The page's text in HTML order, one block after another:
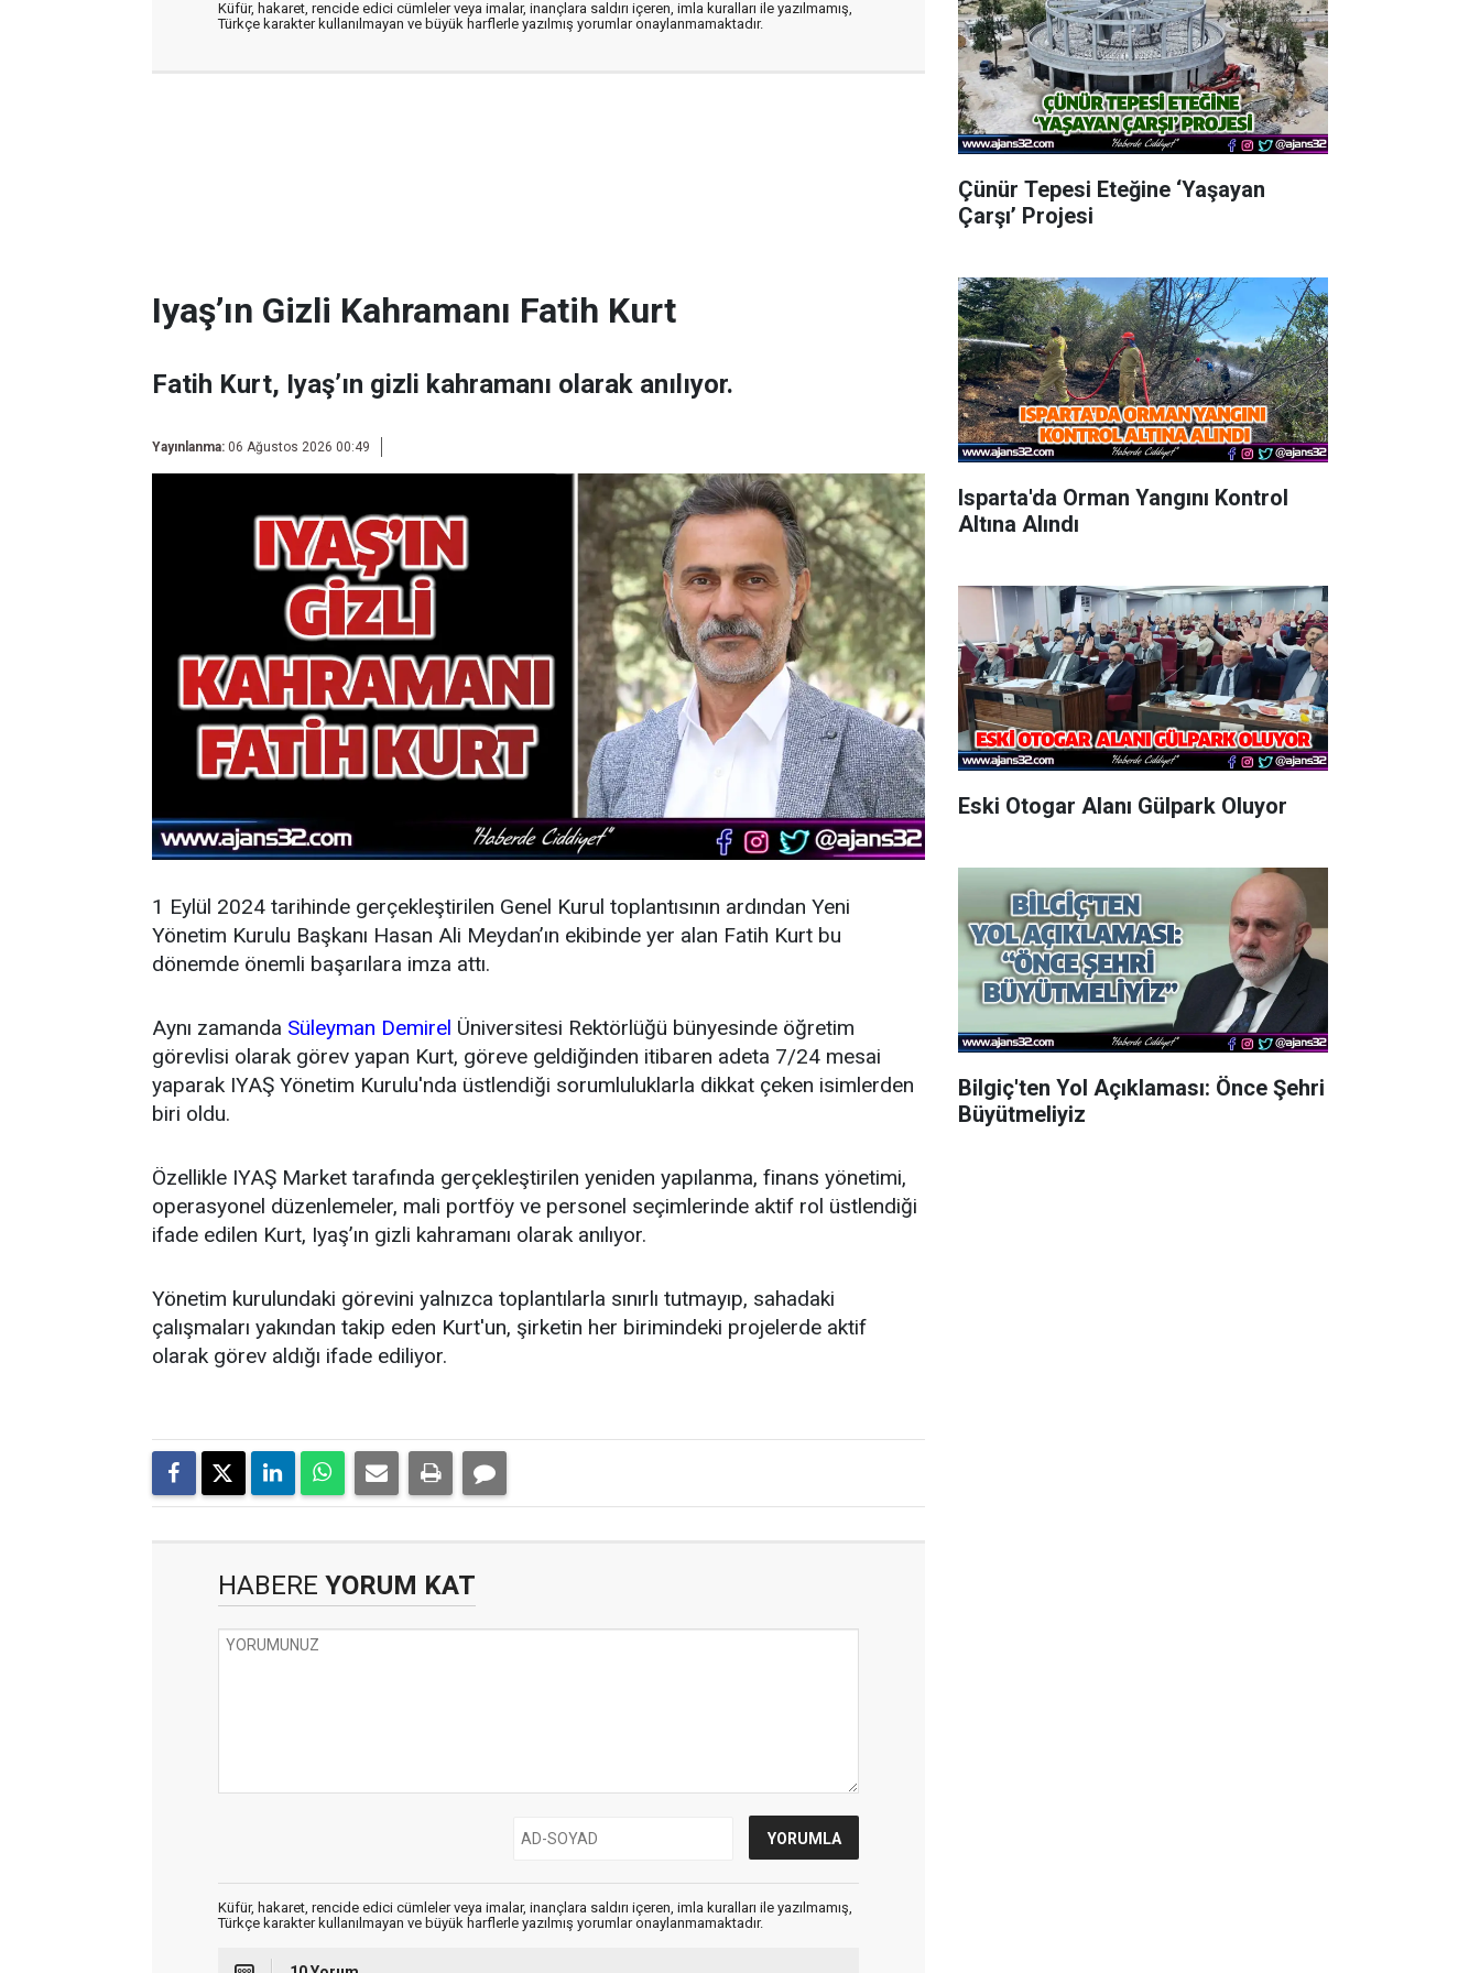
Küfür, hakaret, rencide edici cümleler veya imalar, inançlara saldırı içeren, imla kuralları ile yazılmamış,
Türkçe karakter kullanılmayan ve büyük harflerle yazılmış yorumlar onaylanmamaktadır.
Iyaş’ın Gizli Kahramanı Fatih Kurt
Fatih Kurt, Iyaş’ın gizli kahramanı olarak anılıyor.
Yayınlanma: 06 Ağustos 2026 00:49
1 Eylül 2024 tarihinde gerçekleştirilen Genel Kurul toplantısının ardından Yeni
Yönetim Kurulu Başkanı Hasan Ali Meydan’ın ekibinde yer alan Fatih Kurt bu
dönemde önemli başarılara imza attı.
Aynı zamanda Süleyman Demirel Üniversitesi Rektörlüğü bünyesinde öğretim
görevlisi olarak görev yapan Kurt, göreve geldiğinden itibaren adeta 7/24 mesai
yaparak IYAŞ Yönetim Kurulu'nda üstlendiği sorumluluklarla dikkat çeken isimlerden
biri oldu.
Özellikle IYAŞ Market tarafında gerçekleştirilen yeniden yapılanma, finans yönetimi,
operasyonel düzenlemeler, mali portföy ve personel seçimlerinde aktif rol üstlendiği
ifade edilen Kurt, Iyaş’ın gizli kahramanı olarak anılıyor.
Yönetim kurulundaki görevini yalnızca toplantılarla sınırlı tutmayıp, sahadaki
çalışmaları yakından takip eden Kurt'un, şirketin her birimindeki projelerde aktif
olarak görev aldığı ifade ediliyor.
HABERE YORUM KAT
Küfür, hakaret, rencide edici cümleler veya imalar, inançlara saldırı içeren, imla kuralları ile yazılmamış,
Türkçe karakter kullanılmayan ve büyük harflerle yazılmış yorumlar onaylanmamaktadır.
Çünür Tepesi Eteğine ‘Yaşayan
Çarşı’ Projesi
Isparta'da Orman Yangını Kontrol
Altına Alındı
Eski Otogar Alanı Gülpark Oluyor
Bilgiç'ten Yol Açıklaması: Önce Şehri
Büyütmeliyiz